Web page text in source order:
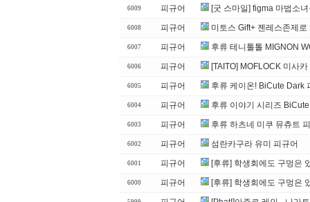
6009 피규어 [굿 스마일] figma 마법소
6008 피규어 미토스 Gift+ 젠레스존제
6007 피규어 후류 테니톨톨 MIGNON
6006 피규어 [TAITO] MOFLOCK 미사
6005 피규어 후류 케이온! BiCute Dark
6004 피규어 후류 이야기 시리즈
6003 피규어 후류 하츠네 미쿠 뮤츄트
6002 피규어 섬란카구라 유미 피규어
6001 피규어 [후류] 학생회에도 구멍은
6000 피규어 [후류] 학생회에도 구멍은